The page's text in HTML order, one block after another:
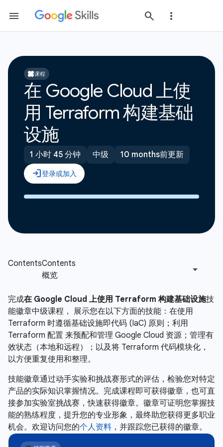
课程
在 Google Cloud 上使
用 Terraform 构建基础
设施
1 小时 45 分钟 中级 10 months前更新
完成在 Google Cloud 上使用 Terraform 构建基础设施技
能徽章中级课程， 展示您在以下方面的技能：在使用
Terraform 时遵循基础设施即代码 (IaC) 原则；利用
Terraform 配置 来预配和管理 Google Cloud 资源；管理有
效状态（本地和远程）；以及将 Terraform 代码模块化，
以方便重复使用和整理。
技能徽章通过动手实验和挑战赛形式的评估，检验您对特定
产品的实际知识掌握情况。完成课程即可获得徽章，也可直
接参加实验室挑战赛，快速获得徽章。徽章可证明您掌握技
能的熟练程度，提升您的专业形象，最终助您获得更多职业
机会。欢迎访问您的个人资料 ，并跟踪您已获得的徽章。